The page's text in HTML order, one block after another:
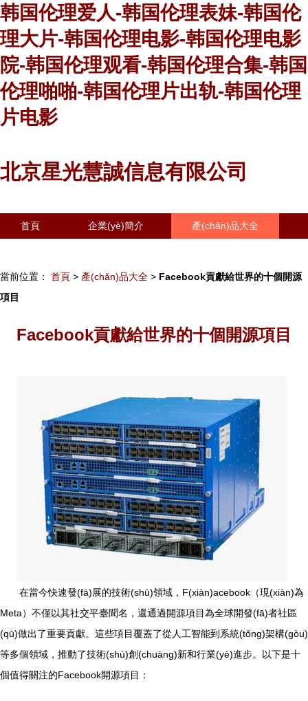
韩国伦理爱人-韩国伦理表妹-韩国伦
理大片-韩国伦理电影-韩国伦理电影
院-韩国伦理观看-韩国伦理合集-韩国
伦理啪啪-韩国伦理片出轨-韩国伦理
片电影
北京星光慧誠信息有限公司
首頁 企業(yè)簡介 產(chǎn)品大全
當前位置： 首頁 > 產(chǎn)品大全 > Facebook貢獻給世界的十個開源
項目
Facebook貢獻給世界的十個開源項目
在當今快速發(fā)展的技術(shù)領域，F(xiàn)acebook（現(xiàn)為
Meta）不僅以其社交平臺聞名，還通過開源項目為全球開發(fā)者社區
(qū)做出了重要貢獻。這些項目覆蓋了從人工智能到系統(tǒng)架構(gòu)
等多個領域，推動了技術(shù)創(chuàng)新和行業(yè)進步。以下是十
個值得關注的Facebook開源項目：